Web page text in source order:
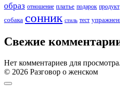
образ отношение платье подарок продукт
собака сонник стиль тест
Свежие
Нет комментариев для просмотра.
© 2026 Разговор о женском